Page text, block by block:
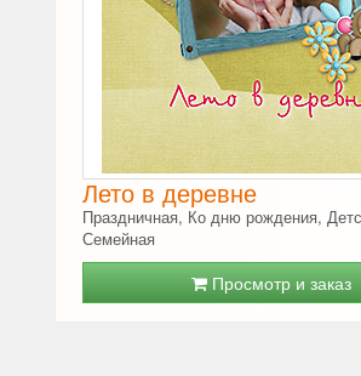
Лето в деревне
Праздничная, Ко дню рождения,
Семейная
Просмотр и заказ